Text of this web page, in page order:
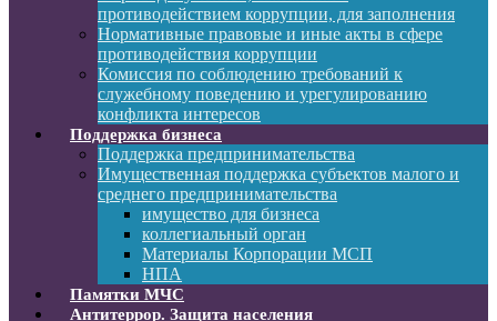
противодействием коррупции, для заполнения
Нормативные правовые и иные акты в сфере
противодействия коррупции
Комиссия по соблюдению требований к
служебному поведению и урегулированию
конфликта интересов
Поддержка бизнеса
Поддержка предпринимательства
Имущественная поддержка субъектов малого и
среднего предпринимательства
имущество для бизнеса
коллегиальный орган
Материалы Корпорации МСП
НПА
Памятки МЧС
Антитеррор. Защита населения